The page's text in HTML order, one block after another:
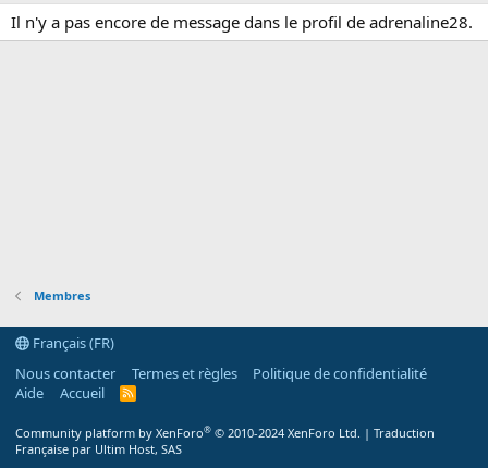
Il n'y a pas encore de message dans le profil de adrenaline28.
Membres
Français (FR)
Nous contacter
Termes et règles
Politique de confidentialité
Aide
Accueil
R
Community platform by XenForo® © 2010-2024 XenForo Ltd. | Traduction
Française par Ultim Host, SAS